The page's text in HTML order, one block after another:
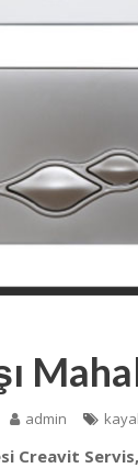
admin
Creavit Servis,